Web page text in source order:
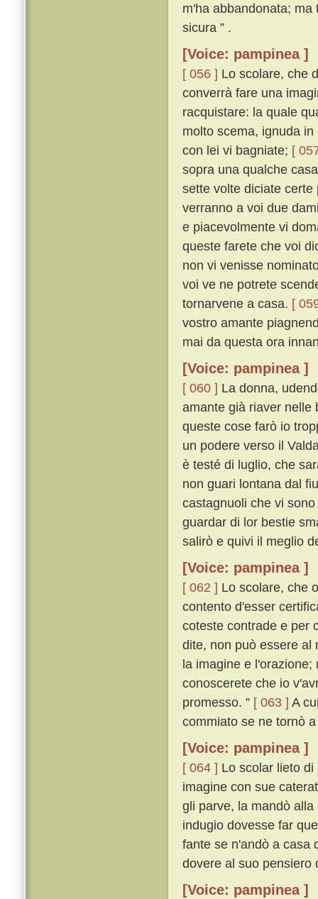
m'ha abbandonata;
sicura ” .
[Voice: pampinea ]
[ 056 ] Lo scolare, che
converrà fare una
racquistare: la quale
molto scema, ignuda
con lei vi bagniate; [
sopra una qualche
sette volte diciate
verranno a voi due
e piacevolmente vi
queste farete che voi
non vi venisse
voi ve ne potrete
tornarvene a casa. [
vostro amante
mai da questa ora
[Voice: pampinea ]
[ 060 ] La donna,
amante già riaver nelle
queste cose farò io
un podere verso il
è testé di luglio, che
non guari lontana dal
castagnuoli che vi
guardar di lor bestie
salirò e quivi il meglio
[Voice: pampinea ]
[ 062 ] Lo scolare, che
contento d'esser
coteste contrade e per
dite, non può essere al
la imagine e
conoscerete che io
promesso. ” [ 063 ] A
commiato se ne tornò
[Voice: pampinea ]
[ 064 ] Lo scolar lieto
imagine con sue
gli parve, la mandò
indugio dovesse far
fante se n'andò a casa
dovere al suo pensiero
[Voice: pampinea ]